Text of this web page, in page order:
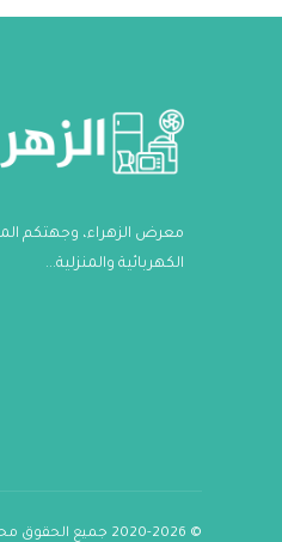
معرض الزهراء، وجهتكم
الكهربائية والمنزلية...
© 2020-2026 جميع الحقوق محفوظة لصالح معرض الزهراء